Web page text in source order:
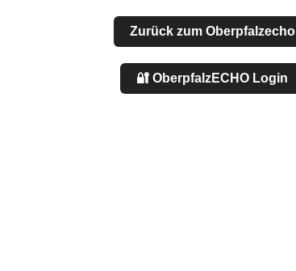
Zurück zum Oberpfalzecho
🔐 OberpfalzECHO Login